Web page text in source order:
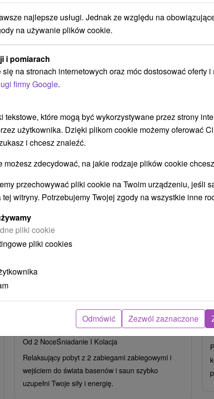
BYĆ TAKŻE
Szybka i skuteczna ucieczka od
★★★Trenczańskie Teplice
Od 2 NoceŚniadanie I Kolacja
Relaksujący pobyt z 2 zabiegami zabiegowymi i
wejściem do świata basenów i saun szybko
uzupełni Twoje siły i energię.
najlepsze usługi. Jednak ze względu na
na używanie plików cookie.
i pomiarach
na stronach internetowych oraz móc dostosować oferty i
firmy Google.
tekstowe, które mogą być wykorzystywane przez strony
użytkownika. Dzięki plikom cookie możemy oferować
i chcesz znaleźć.
możesz zdecydować, na jakie rodzaje plików cookie
przechowywać pliki cookie na Twoim urządzeniu, jeśli
tej witryny. Potrzebujemy Twojej zgody na wszystkie inne
pliki cookie
pliki cookies
Odmówić Zezwól zaznaczone